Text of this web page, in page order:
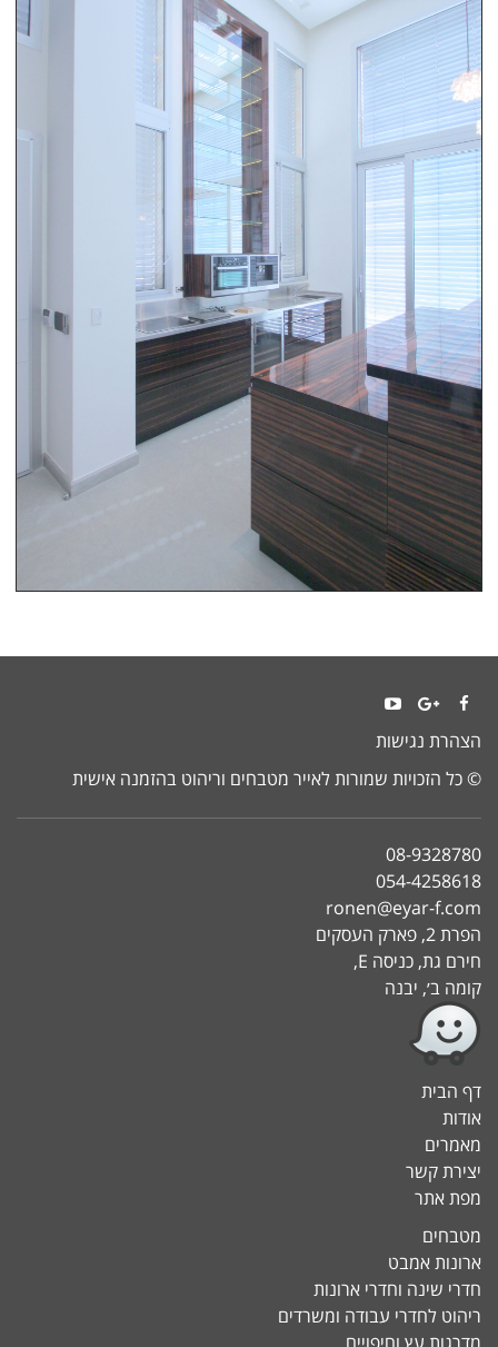
ריהוט בית שלם
Facebook
Google+
YouTubeהצהרת נגישות
© כל הזכויות שמורות לאייר מטבחים וריהוט בהזמנה אישית
08-9328780
054-4258618
ronen@eyar-f.com
הפרת 2, פארק העסקים
חירם גת, כניסה E,
קומה ב׳, יבנה
דף הבית
אודות
מאמרים
יצירת קשר
מפת אתר
מטבחים
ארונות אמבט
חדרי שינה וחדרי ארונות
ריהוט לחדרי עבודה ומשרדים